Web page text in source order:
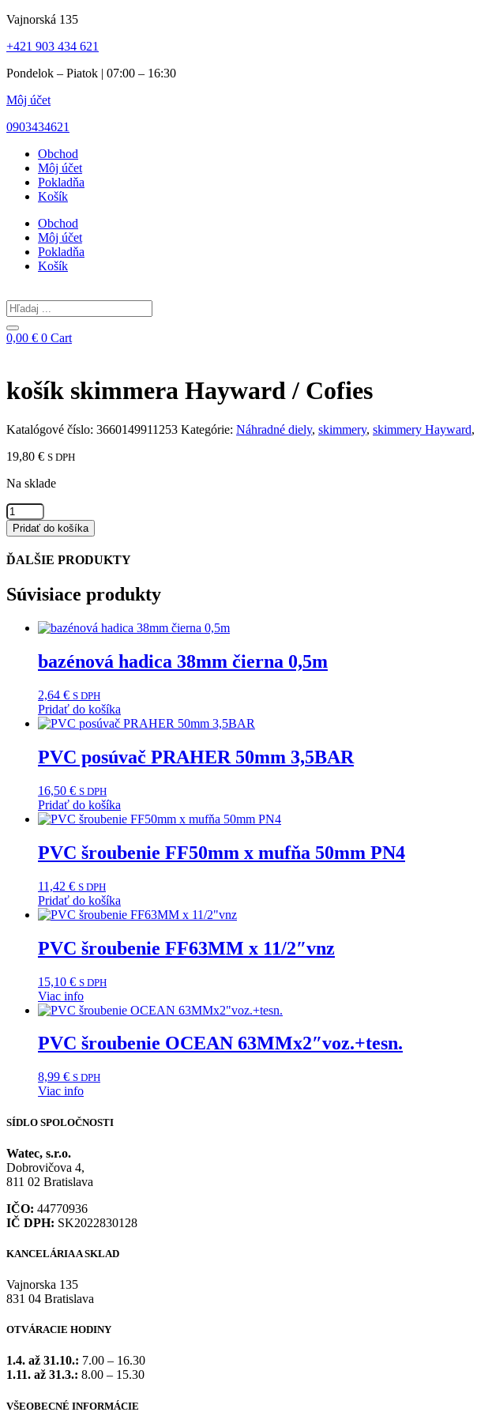
Preskočiť
obsah
Vajnorská 135
+421 903 434 621
Pondelok – Piatok | 07:00 – 16:30
Môj účet
0903434621
Obchod
Môj účet
Pokladňa
Košík
Obchod
Môj účet
Pokladňa
Košík
Search
...
0,00 € 0 Cart
košík skimmera Hayward / Cofies
Katalógové číslo: 3660149911253 Kategórie: Náhradné diely, skimmery, skimmery Hayward,
19,80 € S DPH
Na sklade
množstvo
košík
skimmera
Hayward
/
Pridať do košíka
ĎALŠIE PRODUKTY
Súvisiace produkty
bazénová hadica 38mm čierna 0,5m
2,64 € S DPH
Pridať do košíka
PVC posúvač PRAHER 50mm 3,5BAR
16,50 € S DPH
Pridať do košíka
PVC šroubenie FF50mm x mufňa 50mm PN4
11,42 € S DPH
Pridať do košíka
PVC šroubenie FF63MM x 11/2″vnz
15,10 € S DPH
Viac info
PVC šroubenie OCEAN 63MMx2″voz.+tesn.
8,99 € S DPH
Viac info
SÍDLO SPOLOČNOSTI
Watec, s.r.o.
Dobrovičova 4,
811 02 Bratislava
IČO: 44770936
IČ DPH: SK2022830128
KANCELÁRIA A SKLAD
Vajnorska 135
831 04 Bratislava
OTVÁRACIE HODINY
1.4. až 31.10.: 7.00 – 16.30
1.11. až 31.3.: 8.00 – 15.30
VŠEOBECNÉ INFORMÁCIE